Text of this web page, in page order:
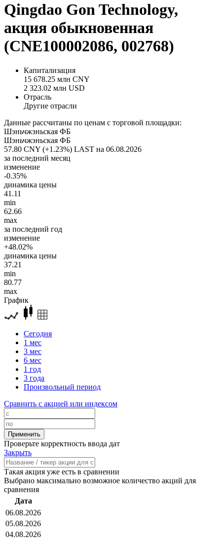
Qingdao Gon Technology,
акция обыкновенная
(CNE100002086, 002768)
Капитализация
15 678.25 млн CNY
2 323.02 млн USD
Отрасль
Другие отрасли
Данные рассчитаны по ценам с торговой площадки:
Шэньчжэньская ФБ
Шэньчжэньская ФБ
57.80 CNY (+1.23%) LAST на 06.08.2026
за последний месяц
изменение
-0.35%
динамика цены
41.11
min
62.66
max
за последний год
изменение
+48.02%
динамика цены
37.21
min
80.77
max
График
Сегодня
1 мес
3 мес
6 мес
1 год
3 года
Произвольный период
Сравнить с акцией или индексом
Проверьте корректность ввода дат
Закрыть
Такая акция уже есть в сравнении
Выбрано максимально возможное количество акций для
сравнения
Дата
06.08.2026
05.08.2026
04.08.2026